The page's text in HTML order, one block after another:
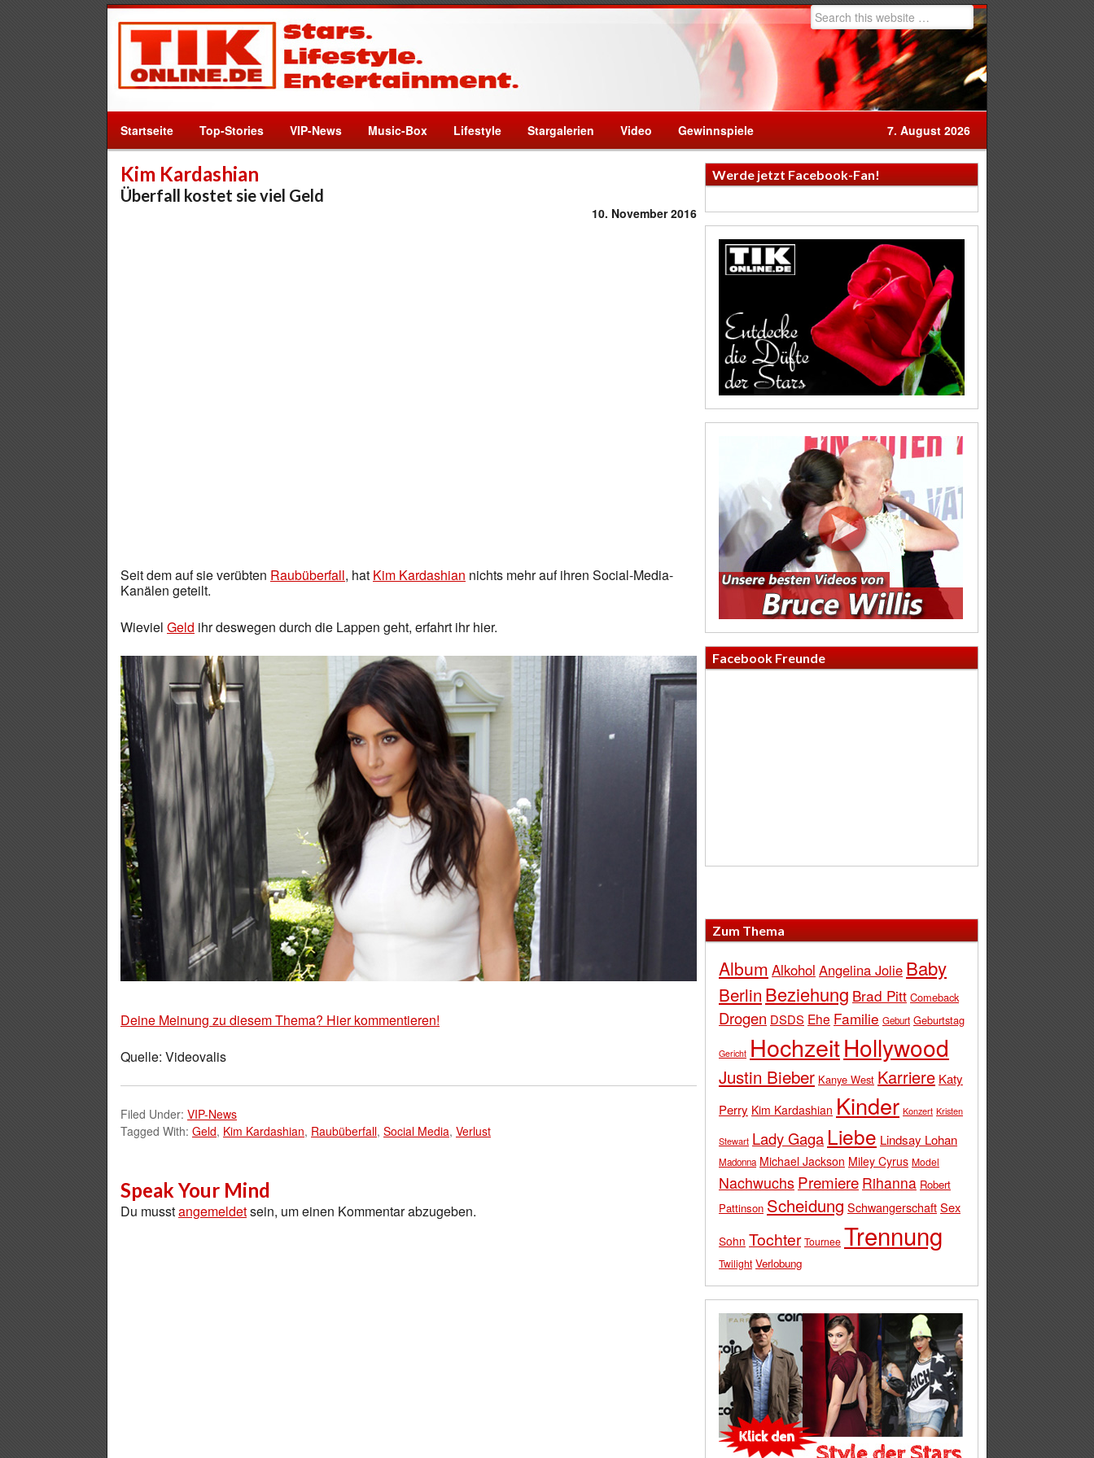
Startseite Top-Stories VIP-News Music-Box Lifestyle Stargalerien Video Gewinnspiele 7. August 2026
Kim Kardashian
Überfall kostet sie viel Geld
10. November 2016
Seit dem auf sie verübten Raubüberfall, hat Kim Kardashian nichts mehr auf ihren Social-Media-
Kanälen geteilt.
Wieviel Geld ihr deswegen durch die Lappen geht, erfahrt ihr hier.
Deine Meinung zu diesem Thema? Hier kommentieren!
Quelle: Videovalis
Filed Under: VIP-News
Tagged With: Geld, Kim Kardashian, Raubüberfall, Social Media, Verlust
Speak Your Mind
Du musstangemeldetsein, um einen Kommentar abzugeben.
Werde jetzt Facebook-Fan!
Facebook Freunde
Zum Thema
Album Alkohol Angelina Jolie Baby
Berlin Beziehung Brad Pitt Comeback
Drogen DSDS Ehe Familie Geburt Geburtstag
Gericht HochzeitHollywood
Justin Bieber Kanye West Karriere Katy
Perry Kim Kardashian Kinder Konzert Kristen
Stewart Lady Gaga Liebe Lindsay Lohan
Madonna Michael Jackson Miley Cyrus Model
Nachwuchs Premiere Rihanna Robert
Pattinson Scheidung SchwangerschaftSex
Sohn Tochter Tournee Trennung
Twilight Verlobung